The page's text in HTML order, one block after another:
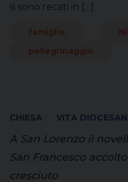
si sono recati in […]
famiglie;
pellegrinaggio
CHIESA VITA
A San Lorenzo il
San Francesco
cresciuto